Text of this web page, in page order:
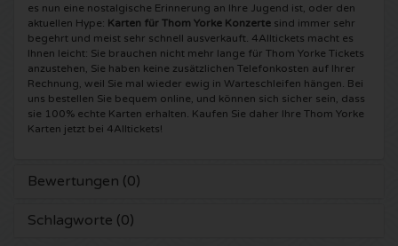
Bryan Adams Karten
Burna Boy Karten
Coldplay Karten
Avril Lavigne Karten
Harmony of Hardcore Karten
Parkzicht Outdoor Festival Karten
Into the Woods Karten
Chin Chin Karten
X-Qlusive Holland Karten
Supremacy Karten
X-Qlusive Karten
Audio Obscura Karten
es nun eine nostalgische Erinnerung an Ihre Jugend ist, oder den
aktuellen Hype: Karten für Thom Yorke Konzerte sind immer sehr
begehrt und meist sehr schnell ausverkauft. 4Alltickets macht es
Ihnen leicht: Sie brauchen nicht mehr lange für Thom Yorke Tickets
anzustehen, Sie haben keine zusätzlichen Telefonkosten auf Ihrer
Rechnung, weil Sie mal wieder ewig in Warteschleifen hängen. Bei
uns bestellen Sie bequem online, und können sich sicher sein, dass
sie 100% echte Karten erhalten. Kaufen Sie daher Ihre Thom Yorke
Karten jetzt bei 4Alltickets!
Bewertungen (0)
Schlagworte (0)